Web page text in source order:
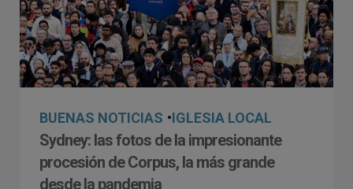
BUENAS NOTICIAS •IGLESIA LOCAL
Sydney: las fotos de la impresionante
procesión de Corpus, la más grande
desde la pandemia